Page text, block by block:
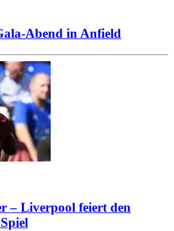
Abend in Anfield
– Liverpool feiert den